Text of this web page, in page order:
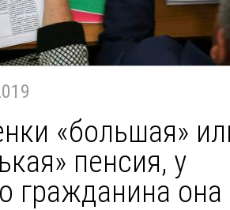
«большая»
пенсия, у
гражданина она